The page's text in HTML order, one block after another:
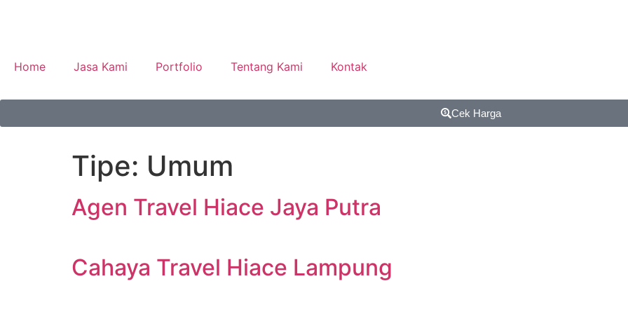
Home Jasa Kami Portfolio Tentang Kami Kontak
Cek Harga
Tipe: Umum
Agen Travel Hiace Jaya Putra
Cahaya Travel Hiace Lampung